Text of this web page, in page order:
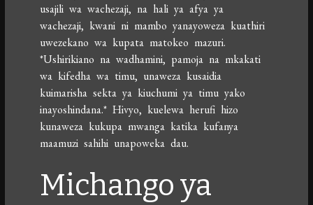
usajili wa wachezaji, na hali ya afya ya
wachezaji, kwani ni mambo yanayoweza kuathiri
uwezekano wa kupata matokeo mazuri.
*Ushirikiano na wadhamini, pamoja na mkakati
wa kifedha wa timu, unaweza kusaidia
kuimarisha sekta ya kiuchumi ya timu yako
inayoshindana.* Hivyo, kuelewa herufi hizo
kunaweza kukupa mwanga katika kufanya
maamuzi sahihi unapoweka dau.
Michango ya